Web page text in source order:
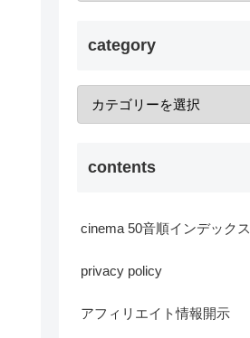
category
contents
cinema 50音順インデックス
privacy policy
アフィリエイト情報開示